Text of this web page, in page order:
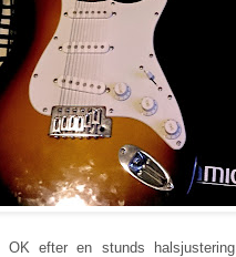
efter en stunds